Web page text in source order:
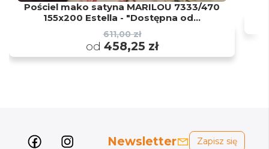
Pościel mako satyna MARILOU 7333/470
155x200 Estella - "Dostępna od...
611,00 zł
od 458,25 zł
Newsletter Zapisz się